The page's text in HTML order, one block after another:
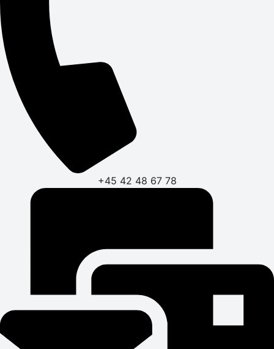
+45 42 48 67 78